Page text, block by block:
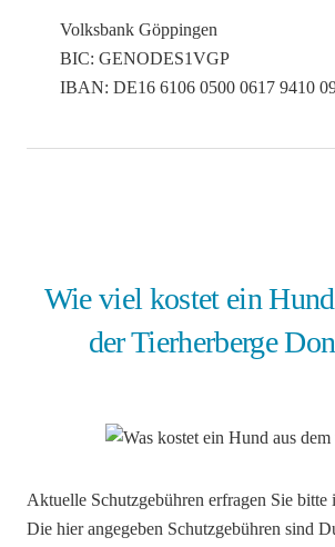
Volksbank Göppingen
BIC: GENODES1VGP
IBAN: DE16 6106 0500 0617 9410
Wie viel kostet ein
der Tierherberge
Aktuelle Schutzgebühren erfragen Sie
Die hier angegeben Schutzgebühren sind